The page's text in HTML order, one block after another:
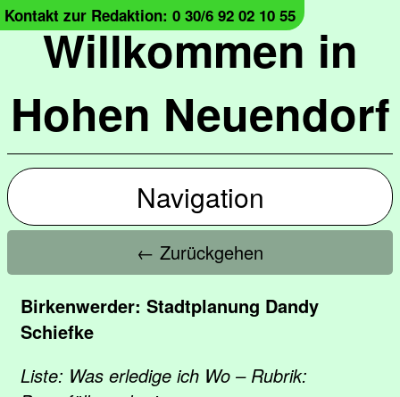
Willkommen in
Hohen Neuendorf
Kontakt zur Redaktion: 0 30/6 92 02 10 55
Navigation
← Zurückgehen
Birkenwerder: Stadtplanung Dandy
Schiefke
Liste: Was erledige ich Wo – Rubrik: